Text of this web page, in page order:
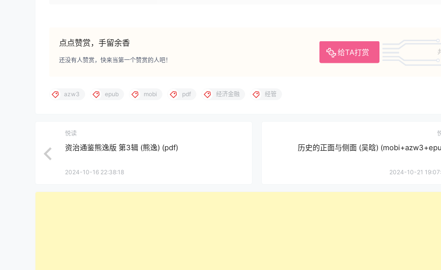
点点赞赏，手留余香
给TA打赏
还没有人赞赏，快来当第一个赞赏的人吧！
azw3 epub mobi pdf 经济金融 经管
悦读
资治通鉴熊逸版 第3辑 (熊逸) (pdf)
2024-10-16 22:38:18
历史的正面与侧面 (吴晗)
2024-10-21